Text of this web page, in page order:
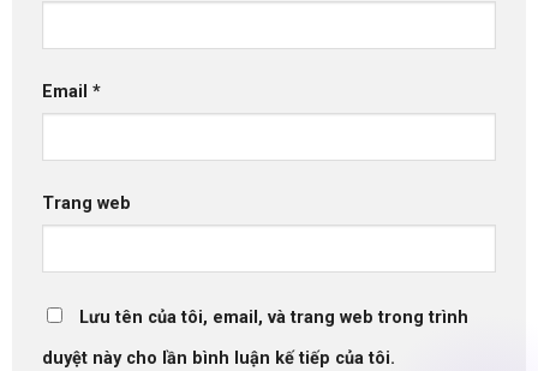
Email *
Trang web
Lưu tên của tôi, email, và trang web trong trình
duyệt này cho lần bình luận kế tiếp của tôi.